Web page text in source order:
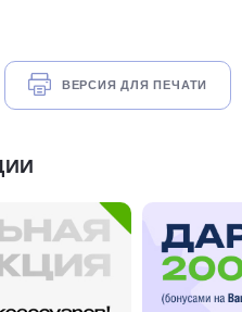
ВЕРСИЯ ДЛЯ ПЕЧАТИ